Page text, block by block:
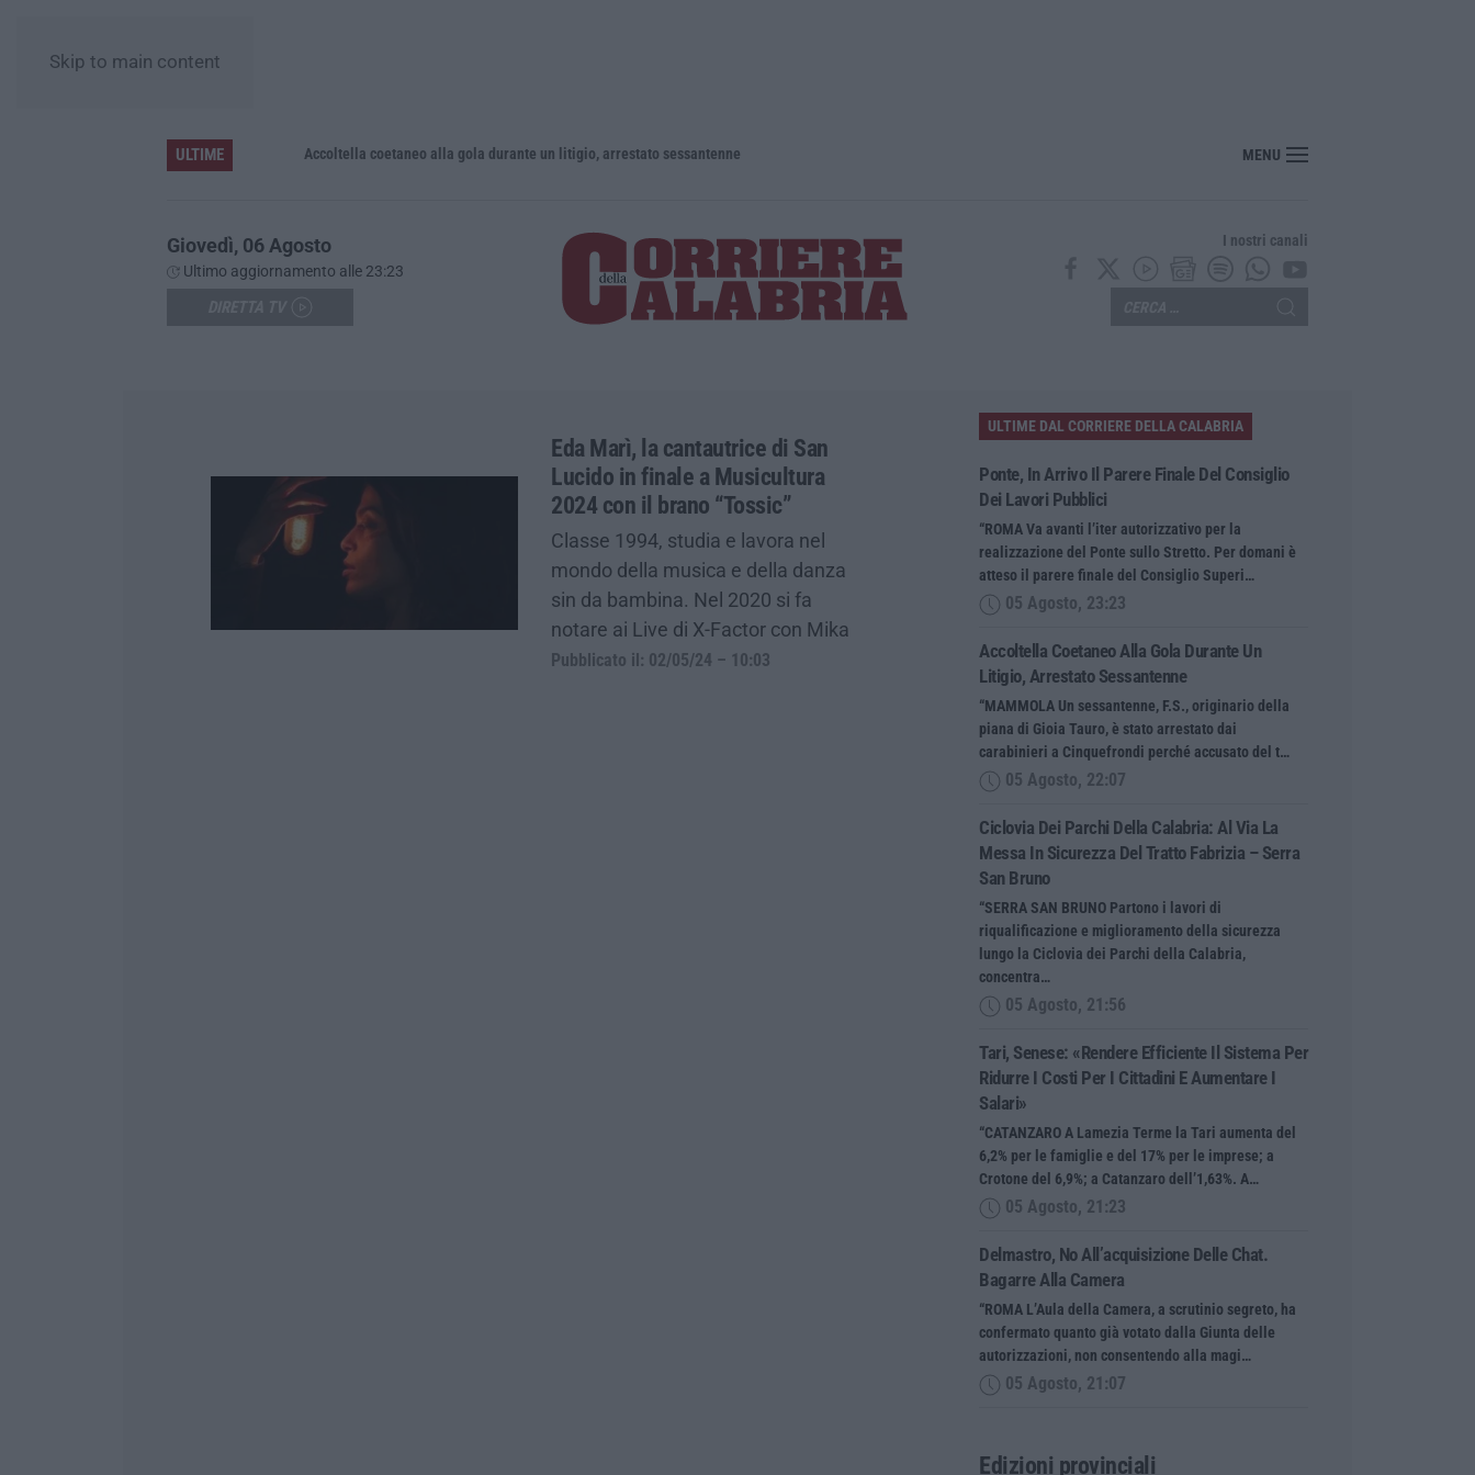
Skip to main content
ULTIME Accoltella coetaneo alla gola durante un litigio, arrestato sessantenne MENU
Giovedì, 06 Agosto
Ultimo aggiornamento alle 23:23
I nostri canali
Eda Marì, la cantautrice di San
Lucido in finale a Musicultura
2024 con il brano “Tossic”
Classe 1994, studia e lavora nel
mondo della musica e della danza
sin da bambina. Nel 2020 si fa
notare ai Live di X-Factor con Mika
Pubblicato il: 02/05/24 – 10:03
ULTIME DAL CORRIERE DELLA CALABRIA
Ponte, In Arrivo Il Parere Finale Del Consiglio
Dei Lavori Pubblici
“ROMA Va avanti l’iter autorizzativo per la
realizzazione del Ponte sullo Stretto. Per domani è
atteso il parere finale del Consiglio Superi…
05 Agosto, 23:23
Accoltella Coetaneo Alla Gola Durante Un
Litigio, Arrestato Sessantenne
“MAMMOLA Un sessantenne, F.S., originario della
piana di Gioia Tauro, è stato arrestato dai
carabinieri a Cinquefrondi perché accusato del t…
05 Agosto, 22:07
Ciclovia Dei Parchi Della Calabria: Al Via La
Messa In Sicurezza Del Tratto Fabrizia – Serra
San Bruno
“SERRA SAN BRUNO Partono i lavori di
riqualificazione e miglioramento della sicurezza
lungo la Ciclovia dei Parchi della Calabria,
concentra…
05 Agosto, 21:56
Tari, Senese: «Rendere Efficiente Il Sistema Per
Ridurre I Costi Per I Cittadini E Aumentare I
Salari»
“CATANZARO A Lamezia Terme la Tari aumenta del
6,2% per le famiglie e del 17% per le imprese; a
Crotone del 6,9%; a Catanzaro dell’1,63%. A…
05 Agosto, 21:23
Delmastro, No All’acquisizione Delle Chat.
Bagarre Alla Camera
“ROMA L’Aula della Camera, a scrutinio segreto, ha
confermato quanto già votato dalla Giunta delle
autorizzazioni, non consentendo alla magi…
05 Agosto, 21:07
Edizioni provinciali